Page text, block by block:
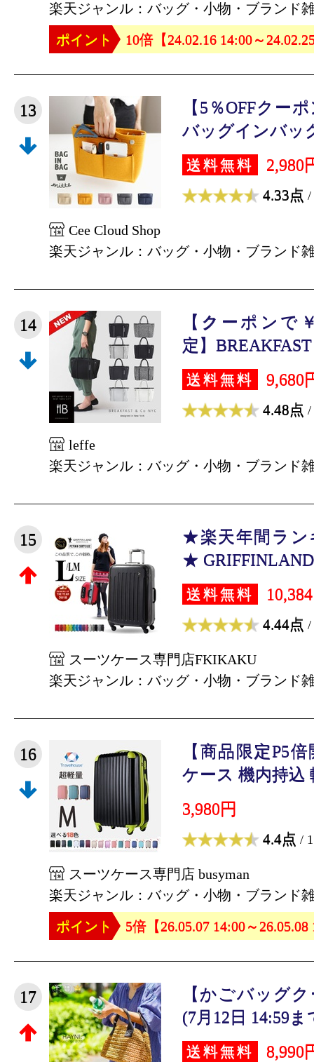
楽天ジャンル：バッグ・小物・ブランド
ポイント
10倍【24.02.16 14:00～
13
【5％OFFクー
バッグインバッ
送料無料 2,980
4.33点 /
Cee Cloud Shop
楽天ジャンル：バッグ・小物・ブランド
14
【クーポンで
定】
送料無料 9,680
4.48点 /
leffe
楽天ジャンル：バッグ・小物・ブランド
15
★楽天年間ラン
★
送料無料
4.44点 /
スーツケース専門店FKIKAKU
楽天ジャンル：バッグ・小物・ブランド
16
【商品限定P5
ケース 機内持込
3,980円
4.4点 /
スーツケース専門店 busyman
楽天ジャンル：バッグ・小物・ブランド
ポイント
5倍【26.05.07 14:00～26.05.08
17
【かごバッグ
(7月12日 14:59ま
送料無料 8,990